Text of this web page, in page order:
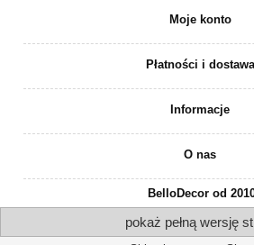
Moje konto
Płatności i dostawa
Informacje
O nas
BelloDecor od
pokaż pełną wersję